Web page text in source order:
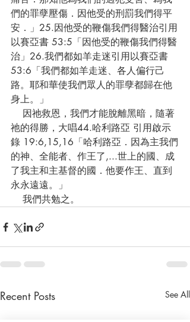
們的罪孽壓傷．因他受的刑罰我們得平
安．」25.因他受的鞭傷我們得醫治引用
以賽亞書 53:5「因他受的鞭傷我們得醫
治」26.我們都如羊走迷引用以賽亞書
53:6「我們都如羊走迷、各人偏行己
路。耶和華使我們眾人的罪孽都歸在他
祂的得勝，大唱44.哈利路亞 引用啟示
錄 19:6,15,16「哈利路亞．因為主我們
的神、全能者、作王了,...世上的國、成
了我主和主基督的國．他要作王、直到
永永遠遠。」
    我們共勉之。
Recent Posts See All